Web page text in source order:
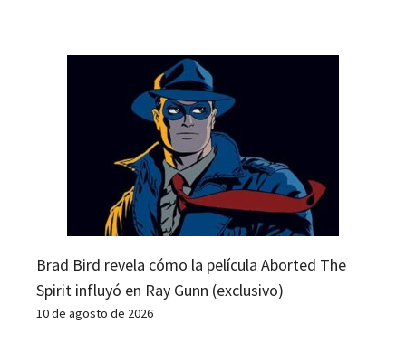
Brad Bird revela cómo la película Aborted The
Spirit influyó en Ray Gunn (exclusivo)
10 de agosto de 2026